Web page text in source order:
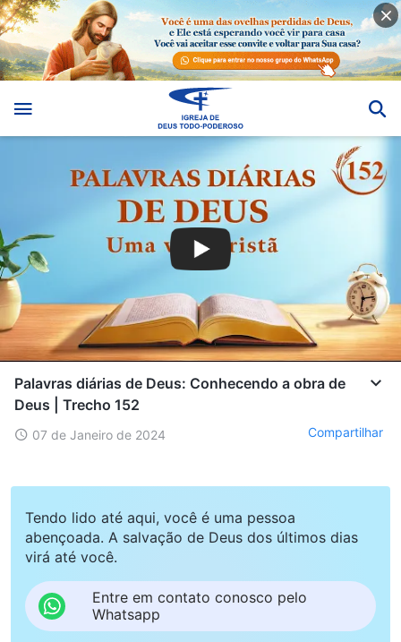
Palavras diárias de Deus: Conhecendo a obra de
Deus | Trecho 152
07 de Janeiro de 2024 Compartilhar
Tendo lido até aqui, você é uma pessoa
abençoada. A salvação de Deus dos últimos dias
virá até você.
Entre em contato conosco pelo
Whatsapp